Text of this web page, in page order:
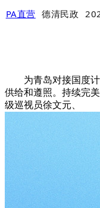
PA直营 德清民政
为青岛对接国度计
供给和遵照。持续完
级巡视员徐文元、